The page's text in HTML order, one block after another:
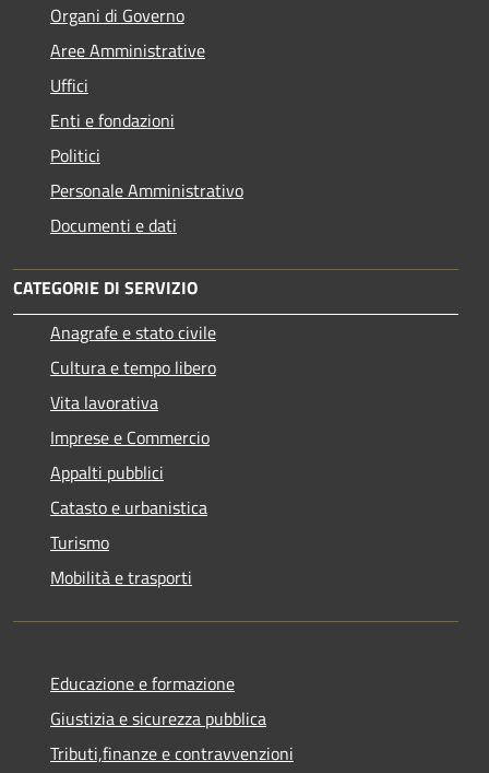
Organi di Governo
Aree Amministrative
Uffici
Enti e fondazioni
Politici
Personale Amministrativo
Documenti e dati
CATEGORIE DI SERVIZIO
Anagrafe e stato civile
Cultura e tempo libero
Vita lavorativa
Imprese e Commercio
Appalti pubblici
Catasto e urbanistica
Turismo
Mobilità e trasporti
Educazione e formazione
Giustizia e sicurezza pubblica
Tributi,finanze e contravvenzioni